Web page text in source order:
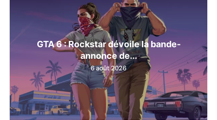
GTA 6 : Rockstar dévoile la bande-
annonce de...
6 août 2026